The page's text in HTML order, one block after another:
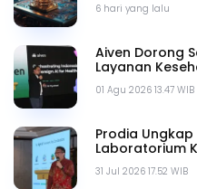
6 hari yang lalu
01 Agu 2026 13.47 WIB
Aiven Dorong
Layanan
31 Jul 2026 17.52 WIB
Prodia
Laboratorium